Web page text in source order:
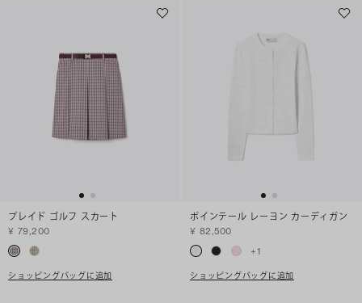
プレイド ゴルフ スカート
¥ 79,200
ショッピングバッグに追加
ポインテール レーヨン カーディガン
¥ 82,500
+1
ショッピングバッグに追加